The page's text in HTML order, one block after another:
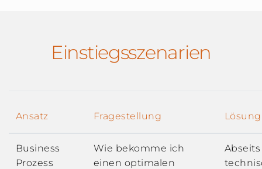
Einstiegsszenarien
Ansatz Fragestellung Lösung
Business
Prozess
Wie bekomme ich
einen optimalen